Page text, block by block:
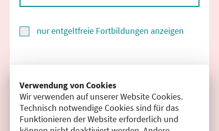
Verwendung von Cookies
Wir verwenden auf unserer Website Cookies.
Technisch notwendige Cookies sind für das
Funktionieren der Website erforderlich und
nur entgeltfreie Fortbildungen anzeigen
Filter zurücksetzen
Ergebnisse drucken